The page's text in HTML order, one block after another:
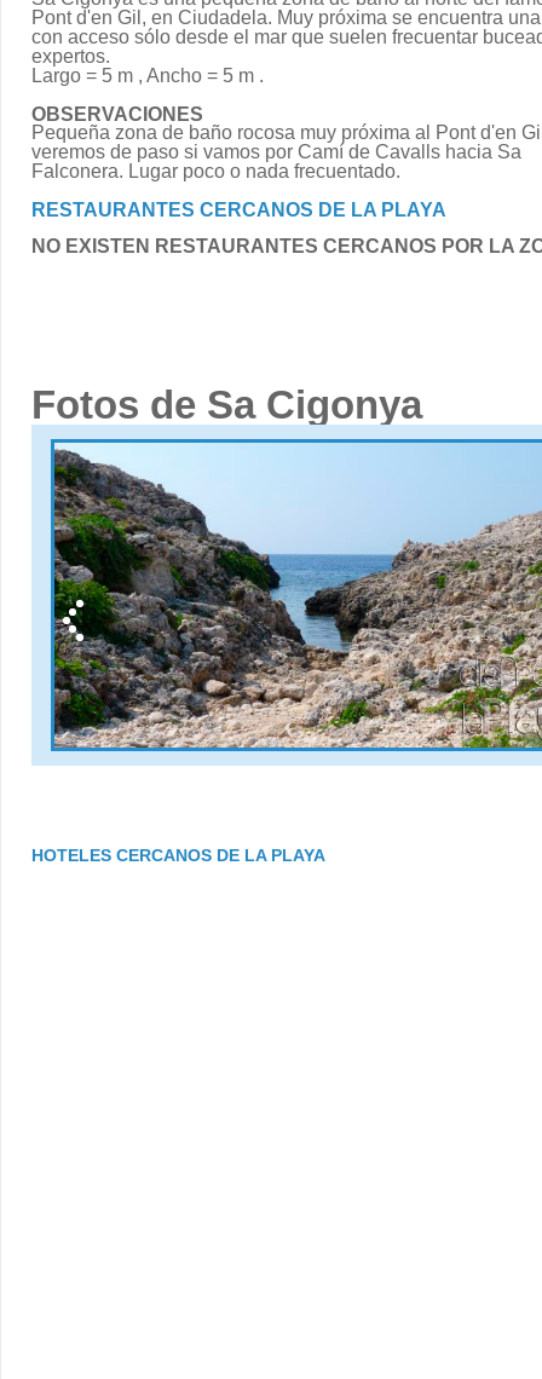
Pont d'en Gil, en Ciudadela. Muy próxima se encuentra
con acceso sólo desde el mar que suelen frecuentar
expertos.
Largo = 5 m , Ancho = 5 m .
OBSERVACIONES
Pequeña zona de baño rocosa muy próxima al Pont d'en
veremos de paso si vamos por Camí de Cavalls hacia Sa
Falconera. Lugar poco o nada frecuentado.
RESTAURANTES CERCANOS DE LA PLAYA
NO EXISTEN RESTAURANTES CERCANOS POR LA
Fotos de Sa Cigonya
HOTELES CERCANOS DE LA PLAYA